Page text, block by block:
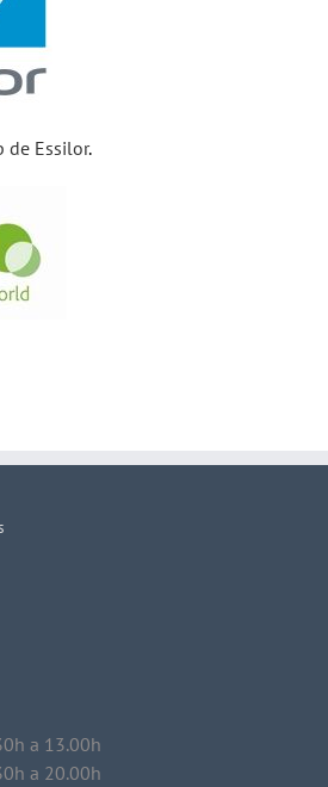
de Essilor.
a 13.00h
a 20.00h